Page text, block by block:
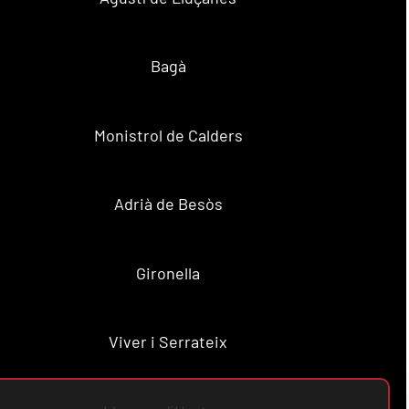
Bagà
Monistrol de Calders
Adrià de Besòs
Gironella
Viver i Serrateix